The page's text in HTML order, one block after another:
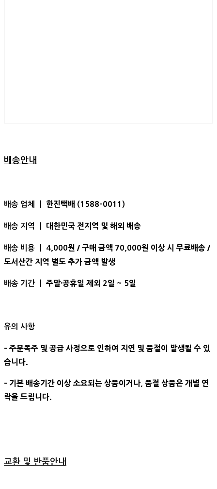
배송안내
배송 업체 ㅣ 한진택배 (1588-0011)
배송 지역 ㅣ 대한민국 전지역 및 해외 배송
배송 비용 ㅣ 4 ,000원 / 구매 금액 70,000원 이상 시 무료배송 /
도서산간 지역 별도 추가 금액 발생
배송 기간 ㅣ 주말·공휴일 제외 2일 ~ 5일
유의 사항
- 주문폭주 및 공급 사정으로 인하여 지연 및 품절이 발생될 수 있
습니다.
- 기본 배송기간 이상 소요되는 상품이거나, 품절 상품은 개별 연
락을 드립니다.
교환 및 반품안내